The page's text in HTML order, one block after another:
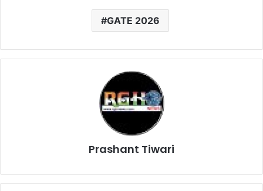
GATE 2026
Prashant Tiwari